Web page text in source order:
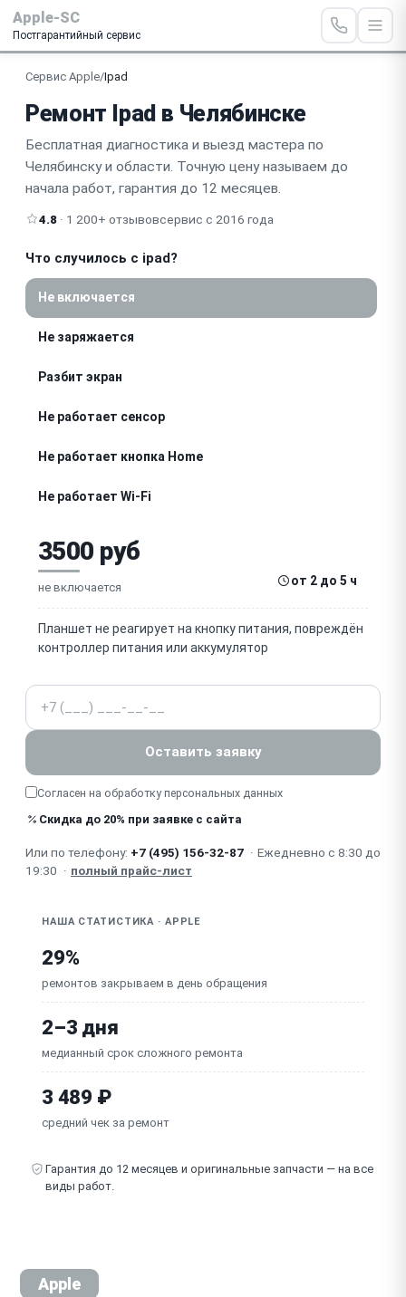
Apple-SC
Постгарантийный сервис
Сервис Apple/Ipad
Ремонт Ipad в Челябинске
Бесплатная диагностика и выезд мастера по
Челябинску и области. Точную цену называем до
начала работ, гарантия до 12 месяцев.
4.8 · 1 200+ отзывовсервис с 2016 года
Что случилось с ipad?
Не включается
Не заряжается
Разбит экран
Не работает сенсор
Не работает кнопка Home
Не работает Wi-Fi
Быстро разряжается
Не работает камера
Не включается после обновления
Не подключается к iTunes
Не работает Face ID
3500 руб
не включается от 2 до 5 ч
Планшет не реагирует на кнопку питания, повреждён
контроллер питания или аккумулятор
Телефон
Оставить заявку
Согласен на обработку персональных данных
Скидка до 20% при заявке с сайта
Или по телефону: +7 (495) 156-32-87 · Ежедневно с 8:30 до
19:30 · полный прайс-лист
НАША СТАТИСТИКА · APPLE
29%
ремонтов закрываем в день обращения
2–3 дня
медианный срок сложного ремонта
3 489 ₽
средний чек за ремонт
Гарантия до 12 месяцев и оригинальные запчасти — на все
виды работ.
Apple